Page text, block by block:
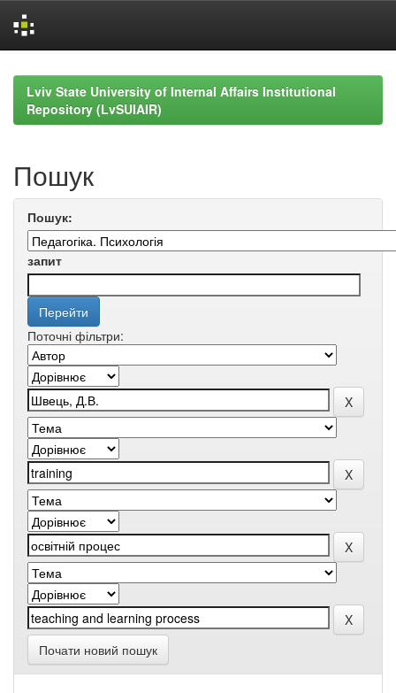
navigationLviv State University of Internal Affairs Institutional
Repository (LvSUIAIR)
Пошук
Пошук:
запит
Поточні фільтри:
Почати новий пошук